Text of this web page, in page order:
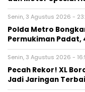
Senin, 3 Agustus 2026 -
Polda Metro
Permukiman Padat,
Senin, 3 Agustus 2026 -
Pecah Rekor! XL
Jadi Jaringan